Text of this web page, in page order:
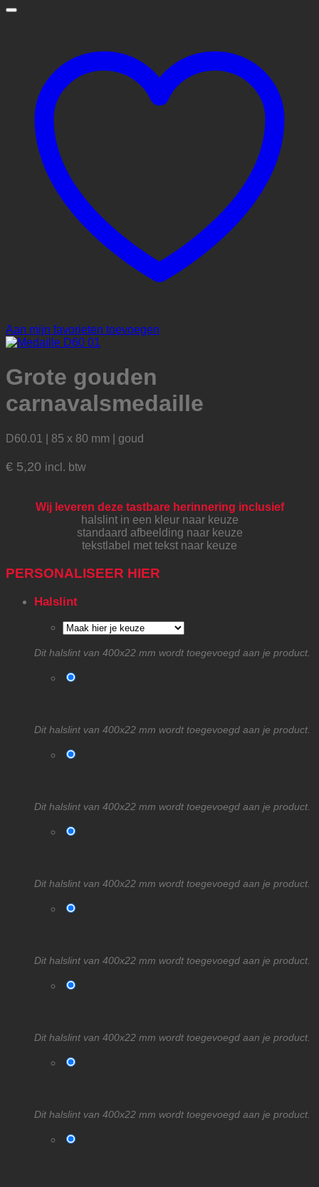
Aan mijn favorieten toevoegen
Grote gouden
carnavalsmedaille
D60.01 | 85 x 80 mm | goud
€ 5,20 incl. btw
Wij leveren deze tastbare herinnering inclusief
halslint in een kleur naar keuze
standaard afbeelding naar keuze
tekstlabel met tekst naar keuze
PERSONALISEER HIER
Halslint
Dit halslint van 400x22 mm wordt toegevoegd aan je product.
Dit halslint van 400x22 mm wordt toegevoegd aan je product.
Dit halslint van 400x22 mm wordt toegevoegd aan je product.
Dit halslint van 400x22 mm wordt toegevoegd aan je product.
Dit halslint van 400x22 mm wordt toegevoegd aan je product.
Dit halslint van 400x22 mm wordt toegevoegd aan je product.
Dit halslint van 400x22 mm wordt toegevoegd aan je product.